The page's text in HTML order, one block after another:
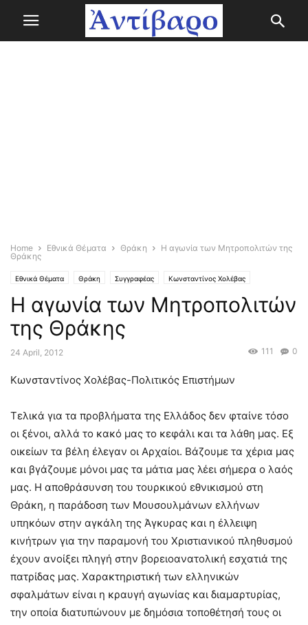
Home Εθνικά Θέματα Θράκη
Η αγωνία των Μητροπολιτών της
Θράκης
Εθνικά Θέματα Θράκη Συγγραφέας Κωνσταντίνος Χολέβας
Η αγωνία των Μητροπολιτών
της Θράκης
24 April, 2012 0
111
Κωνσταντίνος Χολέβας-Πολιτικός Επιστήμων
Τελικά για τα προβλήματα της Ελλάδος δεν φταίνε τόσο
οι ξένοι, αλλά το κακό μας το κεφάλι και τα λάθη μας. Εξ
οικείων τα βέλη έλεγαν οι Αρχαίοι. Βάζουμε τα χέρια μας
και βγάζουμε μόνοι μας τα μάτια μας λέει σήμερα ο λαός
μας. Η αποθράσυνση του τουρκικού εθνικισμού στη
Θράκη, η παράδοση των Μουσουλμάνων ελλήνων
υπηκόων στην αγκάλη της Άγκυρας και η έλλειψη
κινήτρων για την παραμονή του Χριστιανικού πληθυσμού
έχουν ανοίξει πληγή στην βορειοανατολική εσχατιά της
πατρίδας μας. Χαρακτηριστική των ελληνικών
σφαλμάτων είναι η κραυγή αγωνίας και διαμαρτυρίας,
την οποία διατυπώνουν με δημόσια τοποθέτησή τους οι